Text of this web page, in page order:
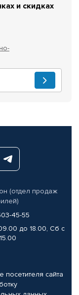
и скидках
(отдел продаж
45-55
до 18.00, Сб с
посетителя сайта